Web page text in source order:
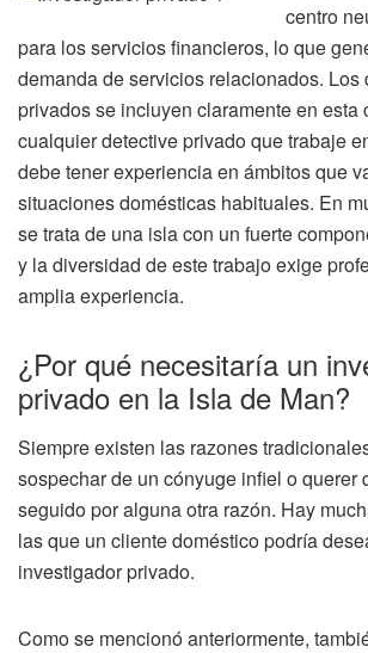
centro
para los servicios financieros, lo que
demanda de servicios relacionados. Los
privados se incluyen claramente en esta
cualquier detective privado que trabaje
debe tener experiencia en ámbitos que
situaciones domésticas habituales. En
se trata de una isla con un fuerte
y la diversidad de este trabajo exige
amplia experiencia.
¿Por qué necesitaría un
privado en la Isla de Man?
Siempre existen las razones
sospechar de un cónyuge infiel o querer
seguido por alguna otra razón. Hay
las que un cliente doméstico podría
investigador privado.
Como se mencionó anteriormente,